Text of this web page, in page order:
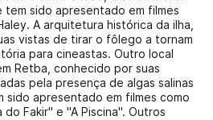
tem sido apresentado em filmes
A arquitetura histórica da ilha,
vistas de tirar o fôlego a tornam
para cineastas. Outro local
Retba, conhecido por suas
pela presença de algas salinas
sido apresentado em filmes como
do Fakir" e "A Piscina". Outros